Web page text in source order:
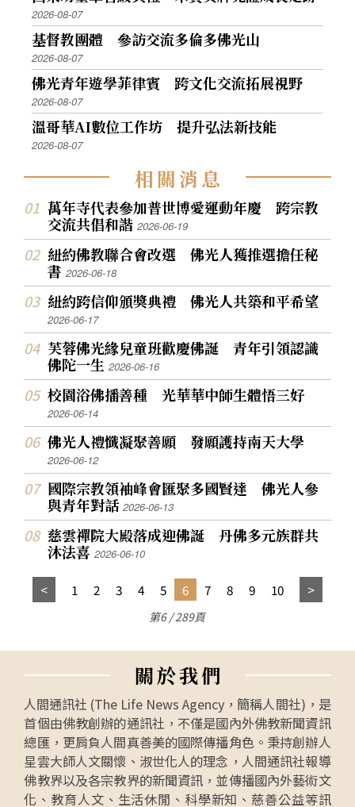
2026-08-07
基督教團體 參訪交流多倫多佛光山
2026-08-07
佛光青年遊學菲律賓 跨文化交流拓展視野
2026-08-07
溫哥華AI數位工作坊 提升弘法新技能
2026-08-07
相關消息
萬年寺代表參加普世博愛運動年慶 跨宗教
交流共倡和諧2026-06-19
紐約佛教聯合會改選 佛光人獲推選擔任秘
書2026-06-18
紐約跨信仰頒獎典禮 佛光人共築和平希望
2026-06-17
芙蓉佛光緣兒童班歡慶佛誕 青年引領認識
佛陀一生2026-06-16
校園浴佛播善種 光華華中師生體悟三好
2026-06-14
佛光人禮懺凝聚善願 發願護持南天大學
2026-06-12
國際宗教領袖峰會匯聚多國賢達 佛光人參
與青年對話2026-06-13
慈雲禪院大殿落成迎佛誕 丹佛多元族群共
沐法喜2026-06-10
1 2 3 4 5 6 7 8 9 10
第6 / 289頁
關於我們
人間通訊社 (The Life News Agency，簡稱人間社)，是
首個由佛教創辦的通訊社，不僅是國內外佛教新聞資訊
總匯，更肩負人間真善美的國際傳播角色。秉持創辦人
星雲大師人文關懷、淑世化人的理念，人間通訊社報導
佛教界以及各宗教界的新聞資訊，並傳播國內外藝術文
化、教育人文、生活休閒、科學新知、慈善公益等訊